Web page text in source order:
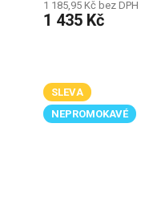
1 185,95 Kč bez DPH
1 435 Kč
SLEVA
NEPROMOKAVÉ